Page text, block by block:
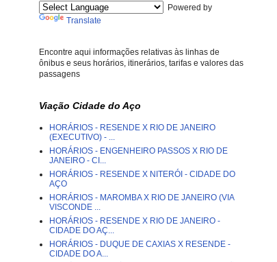
Powered by
Translate
Encontre aqui informações relativas às linhas de
ônibus e seus horários, itinerários, tarifas e valores das
passagens
Viação Cidade do Aço
HORÁRIOS - RESENDE X RIO DE JANEIRO
(EXECUTIVO) - ...
HORÁRIOS - ENGENHEIRO PASSOS X RIO DE
JANEIRO - CI...
HORÁRIOS - RESENDE X NITERÓI - CIDADE DO
AÇO
HORÁRIOS - MAROMBA X RIO DE JANEIRO (VIA
VISCONDE ...
HORÁRIOS - RESENDE X RIO DE JANEIRO -
CIDADE DO AÇ...
HORÁRIOS - DUQUE DE CAXIAS X RESENDE -
CIDADE DO A...